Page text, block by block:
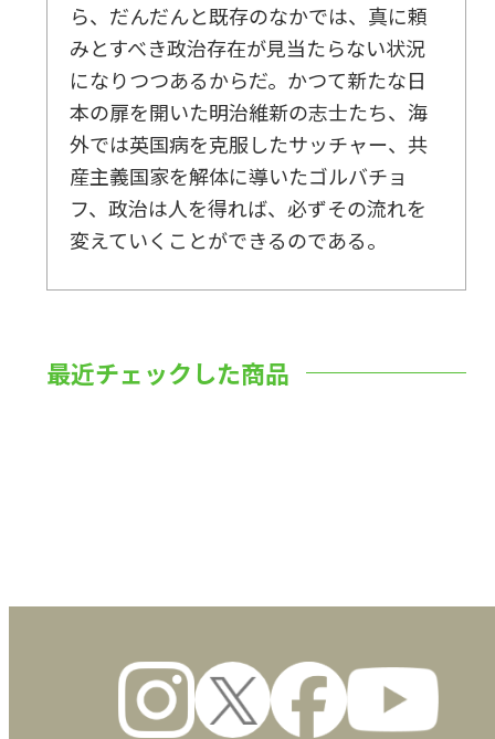
ら、だんだんと既存のなかでは、真に頼
みとすべき政治存在が見当たらない状況
になりつつあるからだ。かつて新たな日
本の扉を開いた明治維新の志士たち、海
外では英国病を克服したサッチャー、共
産主義国家を解体に導いたゴルバチョ
フ、政治は人を得れば、必ずその流れを
変えていくことができるのである。
最近チェックした商品